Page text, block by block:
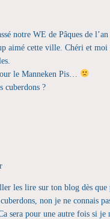
notre WE de Pâques de
aimé cette ville. Chéri et moi
le Manneken Pis…
cuberdons ?
les lire sur ton blog dès que
non je ne connais
sera pour une autre fois si je